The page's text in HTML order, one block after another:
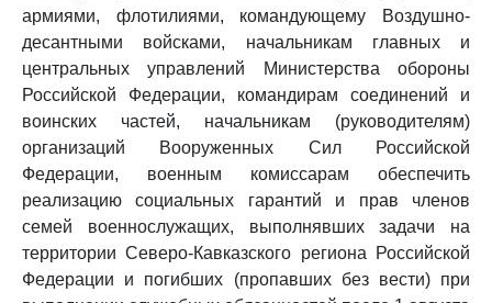
армиями, флотилиями, командующему Воздушно-
десантными войсками, начальникам главных и
центральных управлений Министерства обороны
Российской Федерации, командирам соединений и
воинских частей, начальникам (руководителям)
организаций Вооруженных Сил Российской
Федерации, военным комиссарам обеспечить
реализацию социальных гарантий и прав членов
семей военнослужащих, выполнявших задачи на
территории Северо-Кавказского региона Российской
Федерации и погибших (пропавших без вести) при